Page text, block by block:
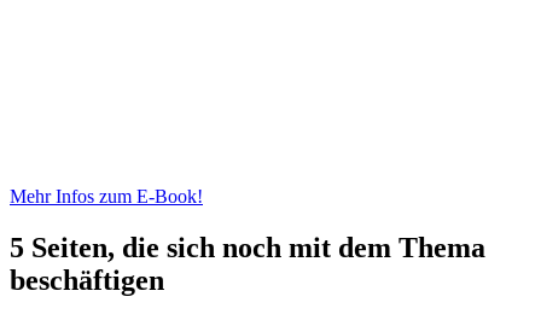
Mehr Infos zum E-Book!
5 Seiten, die sich noch mit dem Thema
beschäftigen